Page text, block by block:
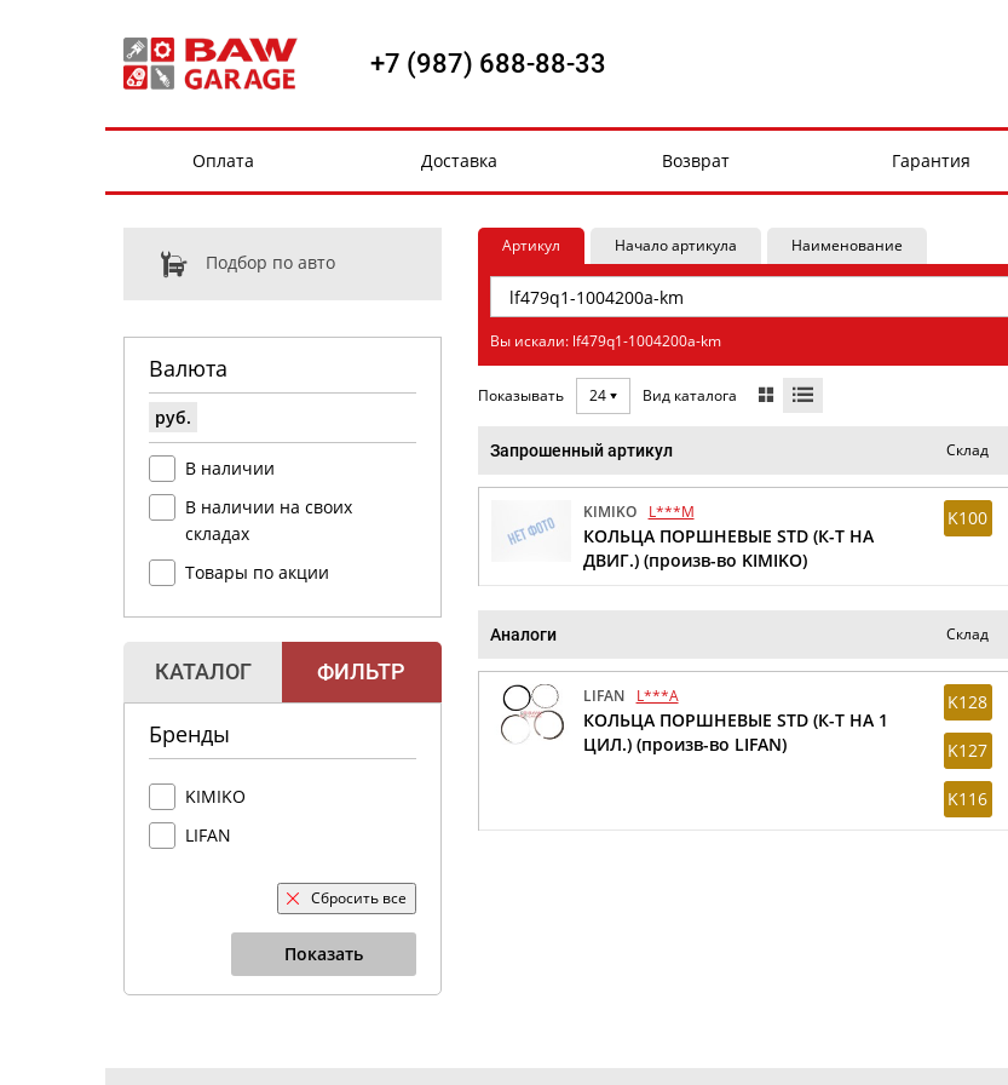
+7 (987) 688-88-33
Оплата Доставка Возврат Гарантия
Подбор по авто
Валюта
руб.
В наличии
В наличии на своих
складах
Товары по акции
КАТАЛОГ ФИЛЬТР
Бренды
KIMIKO
LIFAN
Сбросить все
Показать
Артикул Начало артикула Наименование
Вы искали: lf479q1-1004200a-km
Показывать 24 Вид каталога
Запрошенный артикул Склад
KIMIKO L***M
КОЛЬЦА ПОРШНЕВЫЕ STD (К-Т НА
ДВИГ.) (произв-во KIMIKO)
K100
Аналоги Склад
LIFAN L***A
КОЛЬЦА ПОРШНЕВЫЕ STD (К-Т НА 1
ЦИЛ.) (произв-во LIFAN)
K128
K127
K116